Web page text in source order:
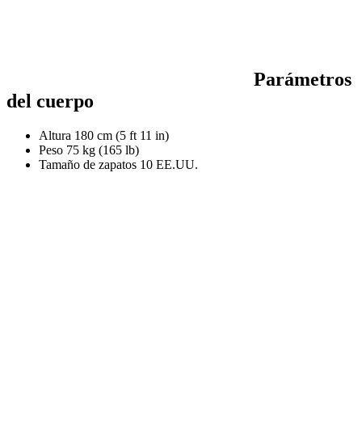
Parámetros
del cuerpo
Altura 180 cm (5 ft 11 in)
Peso 75 kg (165 lb)
Tamaño de zapatos 10 EE.UU.